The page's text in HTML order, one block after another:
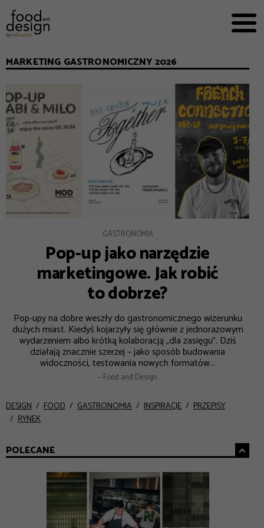


EKSPERCI
E-BOOKI
O NAS
REKLAMA
MARKETING GASTRONOMICZNY 2026
GASTRONOMIA
Pop-up jako narzędzie
marketingowe. Jak robić
to dobrze?
Pop-upy na dobre weszły do gastronomicznego wizerunku
dużych miast. Kiedyś kojarzyły się głównie z jednorazowym
wydarzeniem albo krótką kolaboracją „dla zasięgu”. Dziś
działają znacznie szerzej – jako sposób budowania
widoczności, testowania nowych formatów...
– Food and Design
DESIGN FOOD GASTRONOMIA INSPIRACJE
PRZEPISY
RYNEK
POLECANE